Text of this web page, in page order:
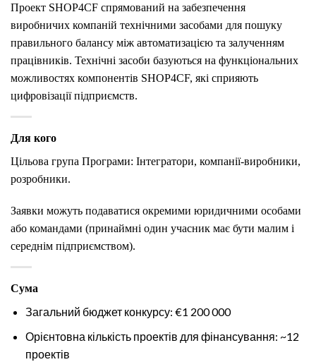
Проект SHOP4CF спрямований на забезпечення
виробничих компаній технічними засобами для пошуку
правильного балансу між автоматизацією та залученням
працівників. Технічні засоби базуються на функціональних
можливостях компонентів SHOP4CF, які сприяють
цифровізації підприємств.
Для кого
Цільова група Програми: Інтегратори, компанії-виробники,
розробники.
Заявки можуть подаватися окремими юридичними особами
або командами (принаймні один учасник має бути малим і
середнім підприємством).
Сума
Загальний бюджет конкурсу: €1 200 000
Орієнтовна кількість проектів для фінансування: ~12
проектів